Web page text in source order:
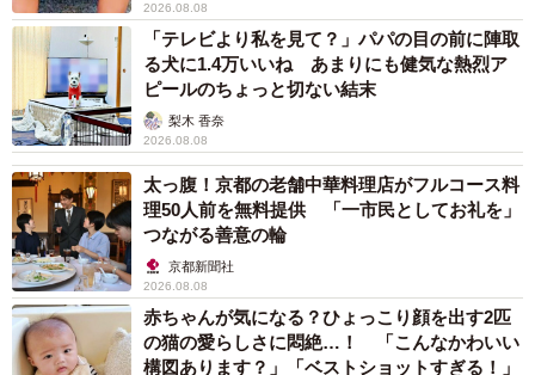
2/3
TVを見ている飼い主さんの顔をのぞきこんでくる、みやびくん（画像提
供：ふみさん）
2026.08.08
「テレビより私を見て？」パパの目の前に陣取
る犬に1.4万いいね あまりにも健気な熱烈ア
ピールのちょっと切ない結末
梨木 香奈
2026.08.08
太っ腹！京都の老舗中華料理店がフルコース料
理50人前を無料提供 「一市民としてお礼を」
つながる善意の輪
京都新聞社
2026.08.08
赤ちゃんが気になる？ひょっこり顔を出す2匹
の猫の愛らしさに悶絶…！ 「こんなかわいい
構図あります？」「ベストショットすぎる！」